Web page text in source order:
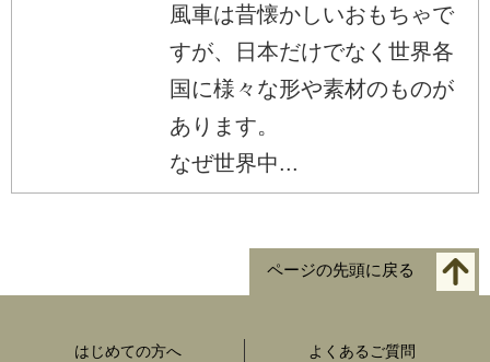
風車は昔懐かしいおもちゃで
すが、日本だけでなく世界各
国に様々な形や素材のものが
あります。
なぜ世界中...
ページの先頭に戻る
はじめての方へ よくあるご質問